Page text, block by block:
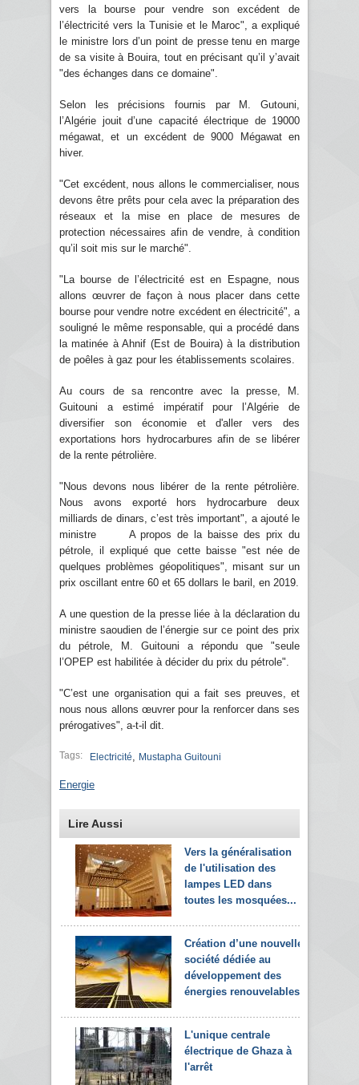
vers la bourse pour vendre son excédent de
l’électricité vers la Tunisie et le Maroc", a expliqué
le ministre lors d’un point de presse tenu en marge
de sa visite à Bouira, tout en précisant qu’il y’avait
"des échanges dans ce domaine".
Selon les précisions fournis par M. Gutouni,
l’Algérie jouit d’une capacité électrique de 19000
mégawat, et un excédent de 9000 Mégawat en
hiver.
"Cet excédent, nous allons le commercialiser, nous
devons être prêts pour cela avec la préparation des
réseaux et la mise en place de mesures de
protection nécessaires afin de vendre, à condition
qu’il soit mis sur le marché".
"La bourse de l’électricité est en Espagne, nous
allons œuvrer de façon à nous placer dans cette
bourse pour vendre notre excédent en électricité", a
souligné le même responsable, qui a procédé dans
la matinée à Ahnif (Est de Bouira) à la distribution
de poêles à gaz pour les établissements scolaires.
Au cours de sa rencontre avec la presse, M.
Guitouni a estimé impératif pour l’Algérie de
diversifier son économie et d'aller vers des
exportations hors hydrocarbures afin de se libérer
de la rente pétrolière.
"Nous devons nous libérer de la rente pétrolière.
Nous avons exporté hors hydrocarbure deux
milliards de dinars, c’est très important", a ajouté le
ministre A propos de la baisse des prix du
pétrole, il expliqué que cette baisse "est née de
quelques problèmes géopolitiques", misant sur un
prix oscillant entre 60 et 65 dollars le baril, en 2019.
A une question de la presse liée à la déclaration du
ministre saoudien de l’énergie sur ce point des prix
du pétrole, M. Guitouni a répondu que "seule
l’OPEP est habilitée à décider du prix du pétrole".
"C’est une organisation qui a fait ses preuves, et
nous nous allons œuvrer pour la renforcer dans ses
prérogatives", a-t-il dit.
Tags: Electricité Mustapha Guitouni
Energie
Lire Aussi
Vers la généralisation
de l'utilisation des
lampes LED dans
toutes les mosquées...
Création d’une nouvelle
société dédiée au
développement des
énergies renouvelables
L'unique centrale
électrique de Ghaza à
l'arrêt